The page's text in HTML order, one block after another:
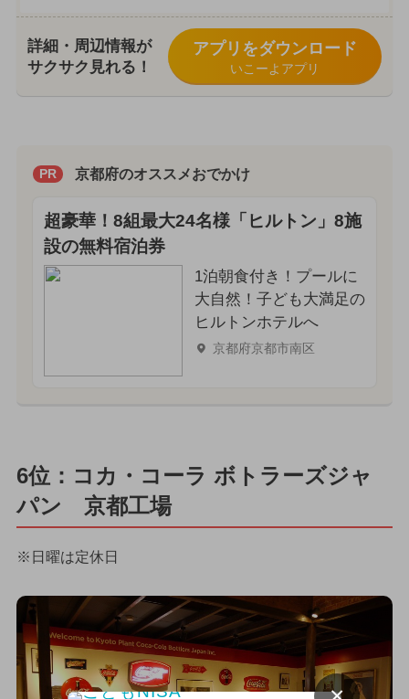
詳細・周辺情報が
サクサク見れる！
アプリをダウンロード
いこーよアプリ
PR 京都府のオススメおでかけ
超豪華！8組最大24名様「ヒルトン」8施
設の無料宿泊券
1泊朝食付き！プールに
大自然！子ども大満足の
ヒルトンホテルへ
京都府京都市南区
6位：コカ・コーラ ボトラーズジャ
パン 京都工場
※日曜は定休日